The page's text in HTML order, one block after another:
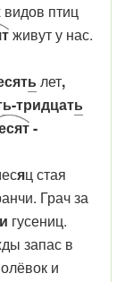
птиц
живут у нас.
ьлет,
ь-тридцать
-
яц стая
Грач за
гусениц.
запас в
и